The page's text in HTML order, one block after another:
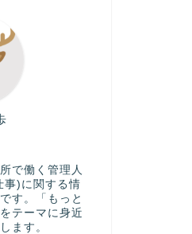
で働く管理人
事)に関する情
す。「もっと
テーマに身近
ます。